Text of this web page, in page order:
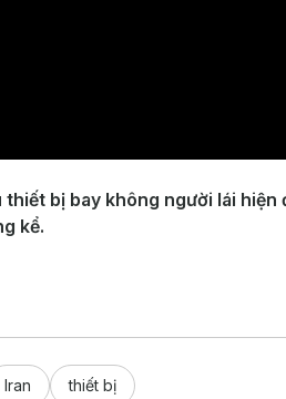
bị bay không người lái
kể.
Iran thiết bị